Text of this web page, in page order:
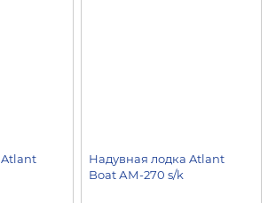
Atlant
Надувная лодка Atlant
Boat АМ-270 s/k